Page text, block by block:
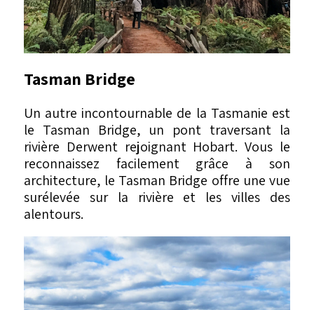
Tasman Bridge
Un autre incontournable de la Tasmanie est
le Tasman Bridge, un pont traversant la
rivière Derwent rejoignant Hobart. Vous le
reconnaissez facilement grâce à son
architecture, le Tasman Bridge offre une vue
surélevée sur la rivière et les villes des
alentours.